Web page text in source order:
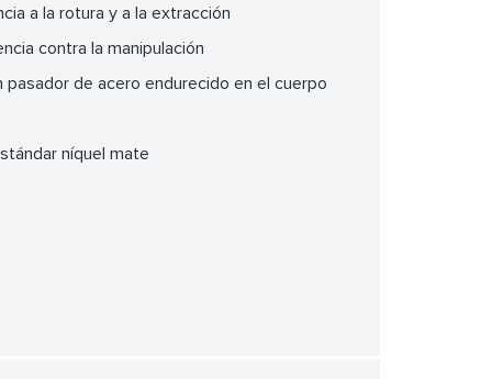
a la rotura y a la extracción
contra la manipulación
de acero endurecido en el cuerpo
níquel mate